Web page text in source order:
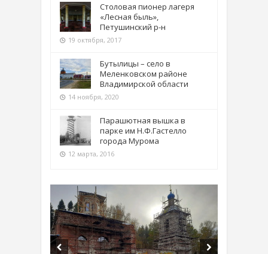
Столовая пионер лагеря
«Лесная быль»,
Петушинский р-н
19 октября, 2017
Бутылицы – село в
Меленковском районе
Владимирской области
14 ноября, 2020
Парашютная вышка в
парке им Н.Ф.Гастелло
города Мурома
12 марта, 2016